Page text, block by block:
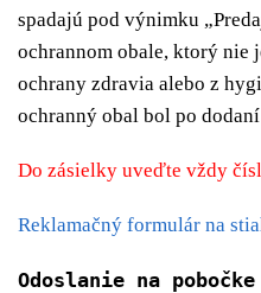
spadajú pod výnimku
ochrannom obale, ktorý nie
ochrany zdravia alebo z
ochranný obal bol po
Do zásielky uveďte vždy
Reklamačný formulár na
Odoslanie na